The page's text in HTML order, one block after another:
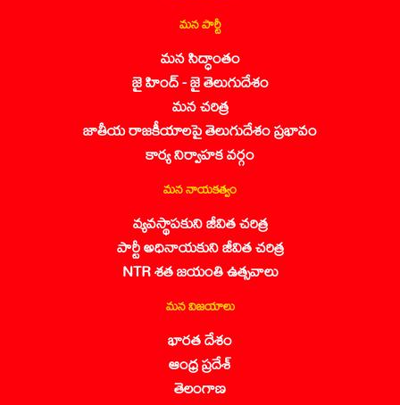
మన పార్టీ
మన సిద్ధాంతం
జై హింద్ - జై తెలుగుదేశం
మన చరిత్ర
జాతీయ రాజకీయాలపై తెలుగుదేశం ప్రభావం
కార్య నిర్వాహక వర్గం
మన నాయకత్వం
వ్యవస్థాపకుని జీవిత చరిత్ర
పార్టీ అధినాయకుని జీవిత చరిత్ర
NTR శత జయంతి ఉత్సవాలు
మన విజయాలు
భారత దేశం
ఆంధ్ర ప్రదేశ్
తెలంగాణ